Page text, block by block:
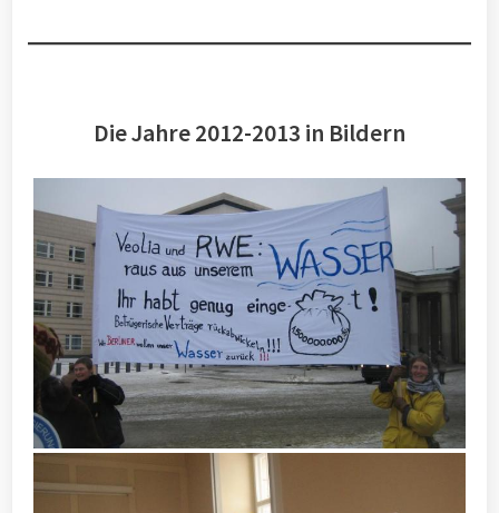
Die Jahre 2012-2013 in Bildern